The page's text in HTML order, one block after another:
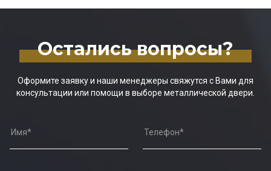
Остались вопросы?
Оформите заявку и наши менеджеры свяжутся с Вами для
консультации или помощи в выборе металлической двери.